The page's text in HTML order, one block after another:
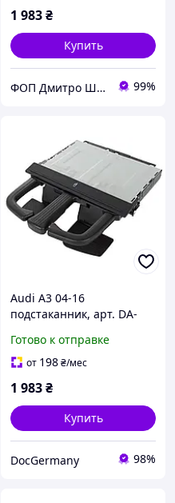
1 983₴
Купить
ФОП Дмитро Шуст Анатолійович 99%
Audi A3 04-16
подстаканник, арт. DA-
Готово к отправке
от 198₴/мес
1 983₴
Купить
DocGermany 98%